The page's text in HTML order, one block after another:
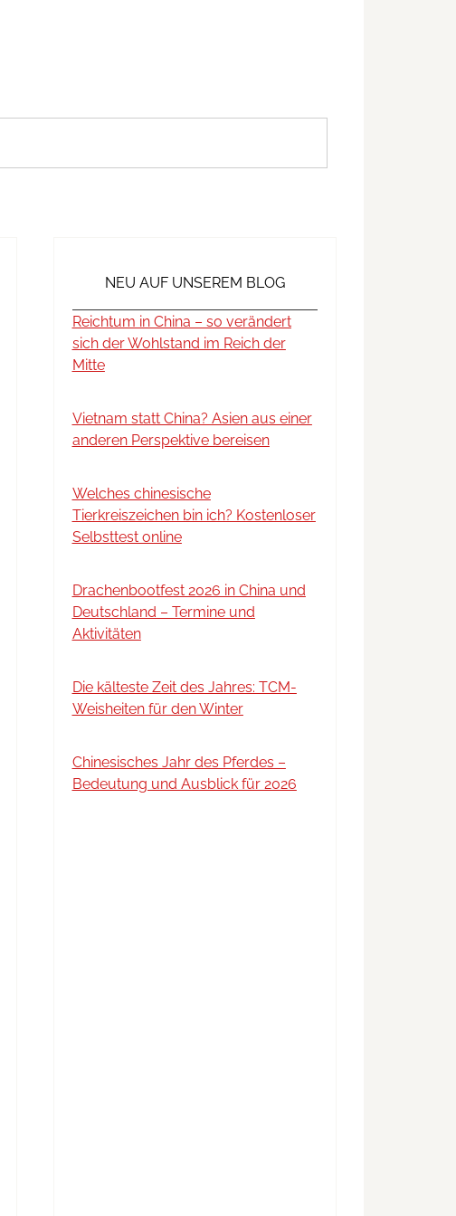
NEU AUF UNSEREM BLOG
Reichtum in China – so verändert
sich der Wohlstand im Reich der
Mitte
Vietnam statt China? Asien aus einer
anderen Perspektive bereisen
Welches chinesische
Tierkreiszeichen bin ich? Kostenloser
Selbsttest online
Drachenbootfest 2026 in China und
Deutschland – Termine und
Aktivitäten
Die kälteste Zeit des Jahres: TCM-
Weisheiten für den Winter
Chinesisches Jahr des Pferdes –
Bedeutung und Ausblick für 2026